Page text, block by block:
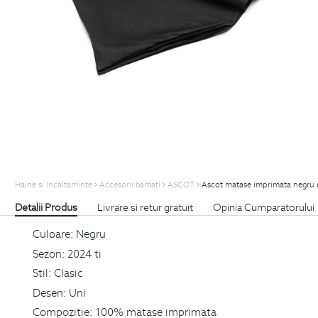
Haine si Incaltaminte Accesorii barbati ASCOT Ascot matase imprimata negru
Detalii Produs Livrare si retur gratuit Opinia Cumparatorului
Culoare: Negru
Sezon: 2024 ti
Stil: Clasic
Desen: Uni
Compozitie: 100% matase imprimata